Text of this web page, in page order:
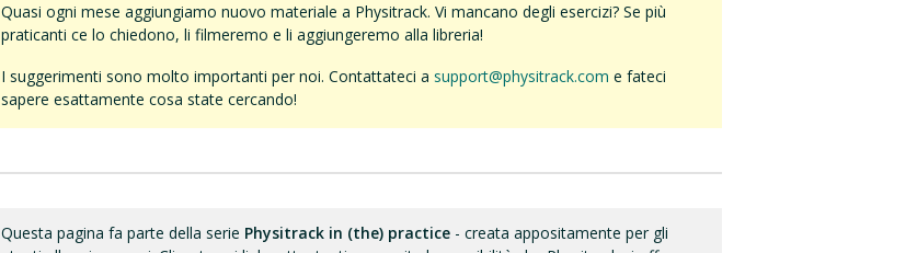
Quasi ogni mese aggiungiamo nuovo materiale a Physitrack. Vi mancano degli esercizi? Se più
praticanti ce lo chiedono, li filmeremo e li aggiungeremo alla libreria!
I suggerimenti sono molto importanti per noi. Contattateci a support@physitrack.com e fateci
sapere esattamente cosa state cercando!
Questa pagina fa parte della serie Physitrack in (the) practice- creata appositamente per gli